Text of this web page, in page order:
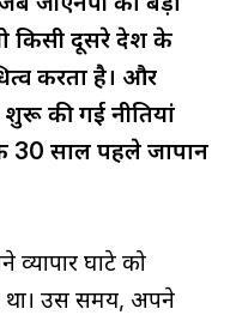
जो किसी दूसरे देश के
करता है। और
की गई नीतियां
30 साल पहले जापान
व्यापार घाटे को
उस समय, अपने